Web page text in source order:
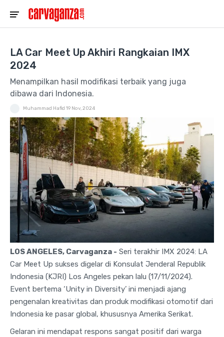
LA Car Meet Up Akhiri Rangkaian IMX
2024
Menampilkan hasil modifikasi terbaik yang juga
dibawa dari Indonesia.
Muhammad Hafid 19 Nov, 2024
LOS ANGELES, Carvaganza - Seri terakhir IMX 2024: LA
Car Meet Up sukses digelar di Konsulat Jenderal Republik
Indonesia (KJRI) Los Angeles pekan lalu (17/11/2024).
Event bertema ‘Unity in Diversity’ ini menjadi ajang
pengenalan kreativitas dan produk modifikasi otomotif dari
Indonesia ke pasar global, khususnya Amerika Serikat.
Gelaran ini mendapat respons sangat positif dari warga